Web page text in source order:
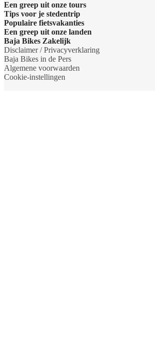
Een greep uit onze tours
Barcelona Panorama tour
Dubai Highlights fietstour
Dublin fietstour
Kaapstad Township tour
Tips voor je stedentrip
Wat te doen in Amsterdam
Wat te doen in Barcelona
Wat te doen in Berlijn
Wat te doen in Boedapest
Populaire fietsvakanties
Fietsvakantie Duitsland
Fietsvakantie Frankrijk
Fietsvakantie Italie
Een greep uit onze landen
Belgie
Denemarken
Baja Bikes Zakelijk
Neem contact op
Over ons
Disclaimer / Privacyverklaring
Baja Bikes in de Pers
Algemene voorwaarden
Cookie-instellingen